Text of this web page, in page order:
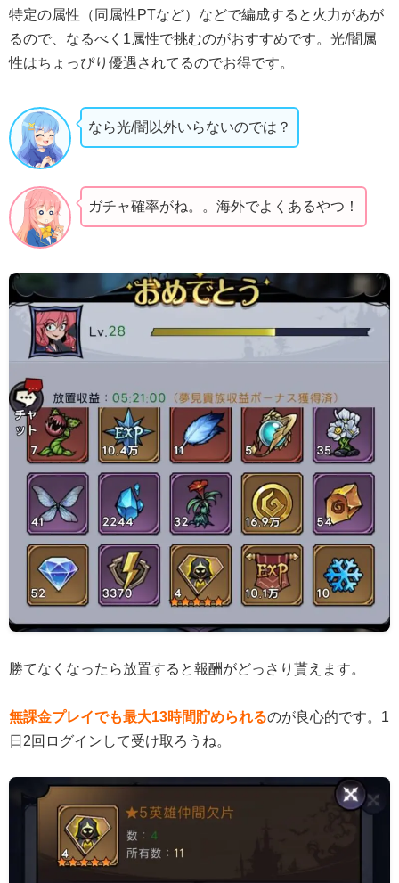
特定の属性（同属性PTなど）などで編成すると火力があが
るので、なるべく1属性で挑むのがおすすめです。光/闇属
性はちょっぴり優遇されてるのでお得です。
なら光/闇以外いらないのでは？
ガチャ確率がね。。海外でよくあるやつ！
勝てなくなったら放置すると報酬がどっさり貰えます。
無課金プレイでも最大13時間貯められるのが良心的です。1
日2回ログインして受け取ろうね。